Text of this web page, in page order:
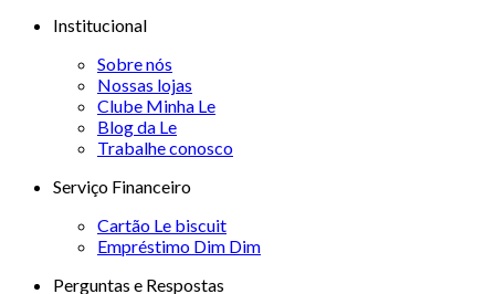
Institucional
Sobre nós
Nossas lojas
Clube Minha Le
Blog da Le
Trabalhe conosco
Serviço Financeiro
Cartão Le biscuit
Empréstimo Dim Dim
Perguntas e Respostas